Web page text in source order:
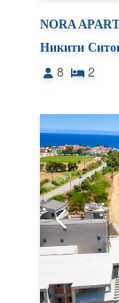
NORA
Никити
8 2